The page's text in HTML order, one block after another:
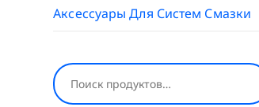
Аксессуары Для Систем Смазки
Поиск